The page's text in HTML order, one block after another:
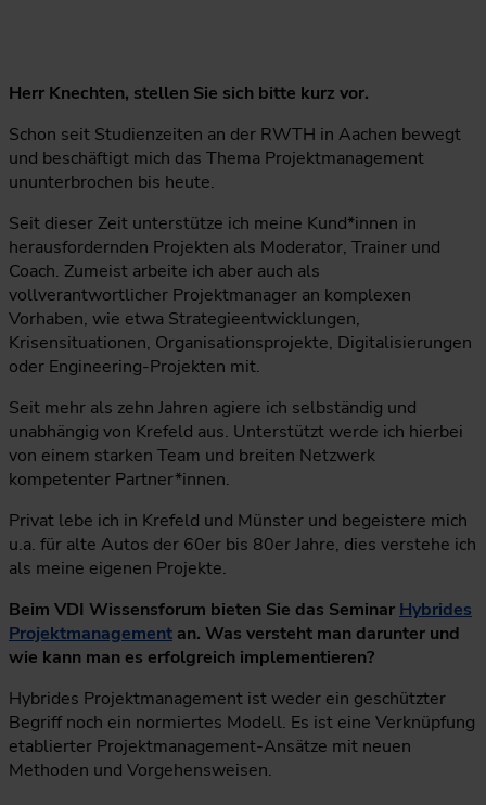
Herr Knechten, stellen Sie sich bitte kurz vor.
Schon seit Studienzeiten an der RWTH in Aachen bewegt
und beschäftigt mich das Thema Projektmanagement
ununterbrochen bis heute.
Seit dieser Zeit unterstütze ich meine Kund*innen in
herausfordernden Projekten als Moderator, Trainer und
Coach. Zumeist arbeite ich aber auch als
vollverantwortlicher Projektmanager an komplexen
Vorhaben, wie etwa Strategieentwicklungen,
Krisensituationen, Organisationsprojekte, Digitalisierungen
oder Engineering-Projekten mit.
Seit mehr als zehn Jahren agiere ich selbständig und
unabhängig von Krefeld aus. Unterstützt werde ich hierbei
von einem starken Team und breiten Netzwerk
kompetenter Partner*innen.
Privat lebe ich in Krefeld und Münster und begeistere mich
u.a. für alte Autos der 60er bis 80er Jahre, dies verstehe ich
als meine eigenen Projekte.
Beim VDI Wissensforum bieten Sie das Seminar Hybrides
Projektmanagement an. Was versteht man darunter und
wie kann man es erfolgreich implementieren?
Hybrides Projektmanagement ist weder ein geschützter
Begriff noch ein normiertes Modell. Es ist eine Verknüpfung
etablierter Projektmanagement-Ansätze mit neuen
Methoden und Vorgehensweisen.